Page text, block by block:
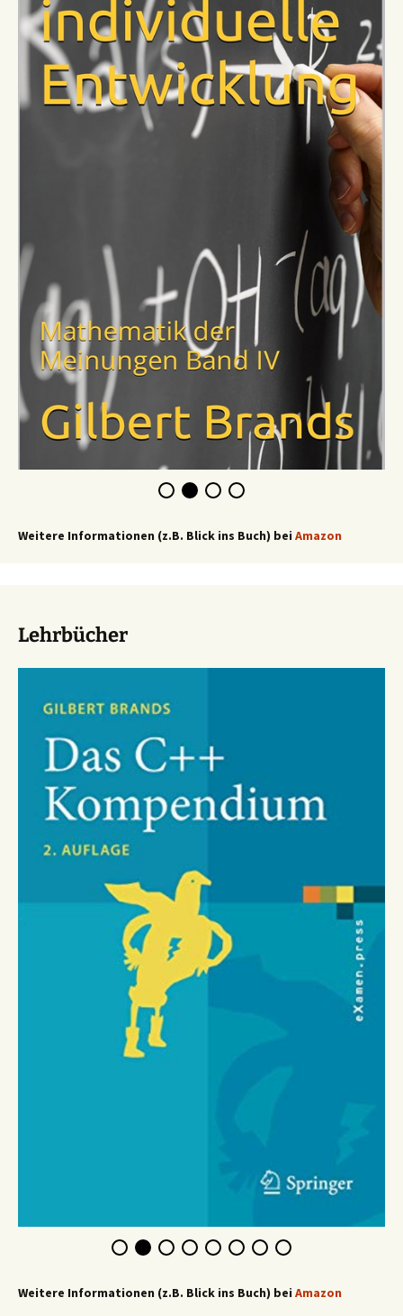
Weitere Informationen (z.B. Blick ins Buch) bei Amazon
Lehrbücher
Weitere Informationen (z.B. Blick ins Buch) bei Amazon